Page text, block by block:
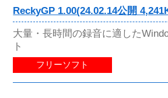
ReckyGP 1.00(24.02.14公開
大量・長時間の録音に適した
ト
フリーソフト